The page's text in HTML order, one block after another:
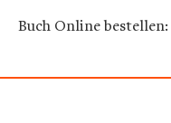
Buch Online bestellen: